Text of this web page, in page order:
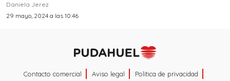
Daniela Jerez
29 mayo, 2024 a las 10:46
Contacto comercial Aviso legal
Política de privacidad